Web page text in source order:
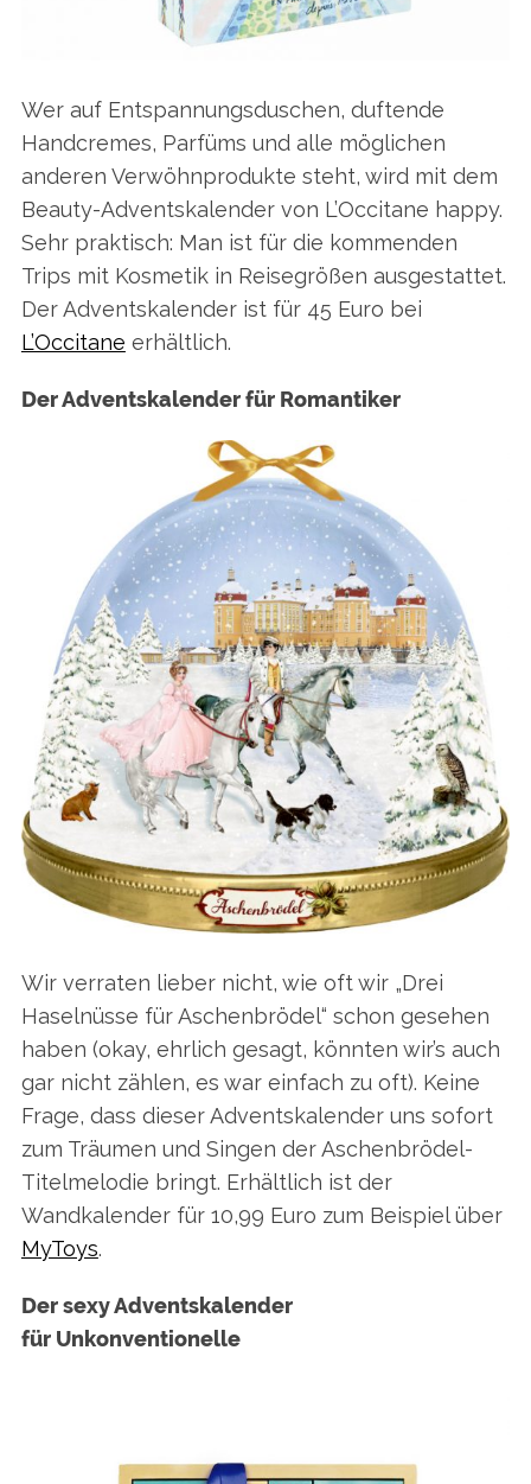
Wer auf Entspannungsduschen, duftende
Handcremes, Parfüms und alle möglichen
anderen Verwöhnprodukte steht, wird mit dem
Beauty-Adventskalender von L’Occitane happy.
Sehr praktisch: Man ist für die kommenden
Trips mit Kosmetik in Reisegrößen ausgestattet.
Der Adventskalender ist für 45 Euro bei
L’Occitane erhältlich.
Der Adventskalender für Romantiker
Wir verraten lieber nicht, wie oft wir „Drei
Haselnüsse für Aschenbrödel“ schon gesehen
haben (okay, ehrlich gesagt, könnten wir’s auch
gar nicht zählen, es war einfach zu oft). Keine
Frage, dass dieser Adventskalender uns sofort
zum Träumen und Singen der Aschenbrödel-
Titelmelodie bringt. Erhältlich ist der
Wandkalender für 10,99 Euro zum Beispiel über
MyToys.
Der sexy Adventskalender
für Unkonventionelle